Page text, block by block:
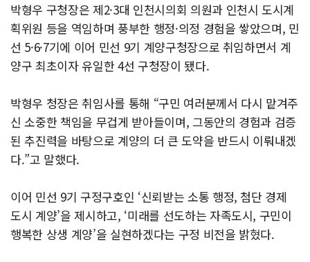
박형우 구청장은 제2·3대 인천시의회 의원과 인천시 도시계
획위원 등을 역임하며 풍부한 행정·의정 경험을 쌓았으며, 민
선 5·6·7기에 이어 민선 9기 계양구청장으로 취임하면서 계
양구 최초이자 유일한 4선 구청장이 됐다.
박형우 청장은 취임사를 통해 “구민 여러분께서 다시 맡겨주
신 소중한 책임을 무겁게 받아들이며, 그동안의 경험과 검증
된 추진력을 바탕으로 계양의 더 큰 도약을 반드시 이뤄내겠
다.”고 말했다.
이어 민선 9기 구정구호인 ‘신뢰받는 소통 행정, 첨단 경제
도시 계양’을 제시하고, ‘미래를 선도하는 자족도시, 구민이
행복한 상생 계양’을 실현하겠다는 구정 비전을 밝혔다.